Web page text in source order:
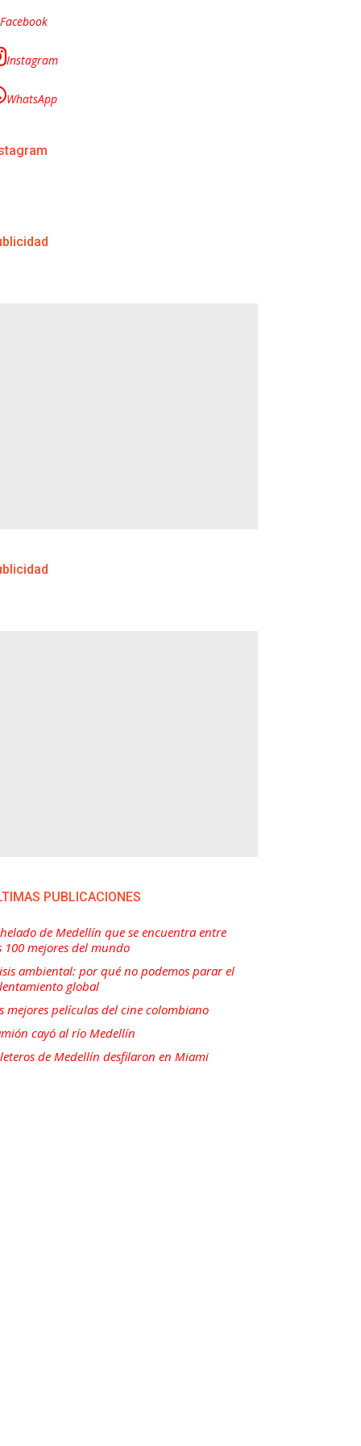
Facebook
Instagram
WhatsApp
PUBLICACIONES
de Medellín que se encuentra entre
100 mejores del mundo
ambiental: por qué no podemos parar el
global
mejores películas del cine colombiano
cayó al río Medellín
de Medellín desfilaron en Miami